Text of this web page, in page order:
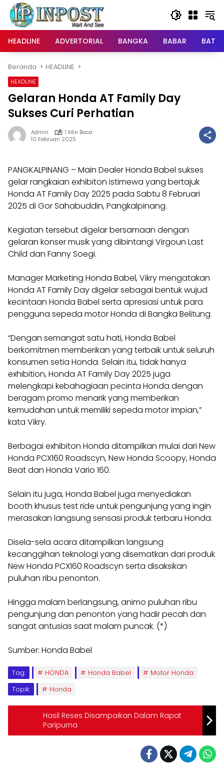
Langsung
konten
HEADLINE
ADVERTORIAL BANGKA BABAR
Beranda HEADLINE
HEADLINE
Gelaran Honda AT Family Day
Sukses Curi Perhatian
Admin
1 Min Baca
10 Februari 2025
PANGKALPINANG – Main Dealer Honda Babel sukses
gelar rangkaian exhibiton istimewa yang bertajuk
Honda AT Family Day 2025 pada Sabtu 8 Februari
2025 di Gor Sahabuddin, Pangkalpinang.
Kegiatan tersebut digelar bersamaan dengan
gelaran konser musik yang dibintangi Virgoun Last
Child dan Fanny Soegi.
Manager Marketing Honda Babel, Vikry mengatakan
Honda AT Family Day digelar sebagai bentuk wujud
kecintaan Honda Babel serta apresiasi untuk para
pengguna sepeda motor Honda di Bangka Belitung.
“Dengan semangat satu hati, Honda Babel
berkomitmen memberikan yang terbaik untuk seluruh
konsumen setia Honda. Selain itu, tidak hanya
exhibition, Honda AT Family Day 2025 juga
melengkapi kebahagiaan pecinta Honda dengan
beragam promo menarik yang memberikan
kemudahan untuk memiliki sepeda motor impian,”
kata Vikry.
Berbagai exhibiton Honda ditampilkan mulai dari New
Honda PCX160 Roadscyn, New Honda Scoopy, Honda
Beat dan Honda Vario 160.
Selain itu juga, Honda Babel juga menyediakan
booth khusus test ride untuk pengunjung yang ingin
merasakan langsung sensasi produk terbaru Honda.
Disela-sela acara ditampilkan langsung
kecanggihan teknologi yang disematkan dari produk
New Honda PCX160 Roadscyn serta disaksikan
puluhan ribu penonton.
Hingga malam berlangsung, animo puluhan ribu
pengunjung dan penonton yang hadir pecah dan
sangat antusias saat malam puncak. (*)
Sumber: Honda Babel
Tag: HONDA Honda Babel
Motor Honda
Topik:
Honda
Hasil Reses Disampaikan Dalam Rapat
Paripurna